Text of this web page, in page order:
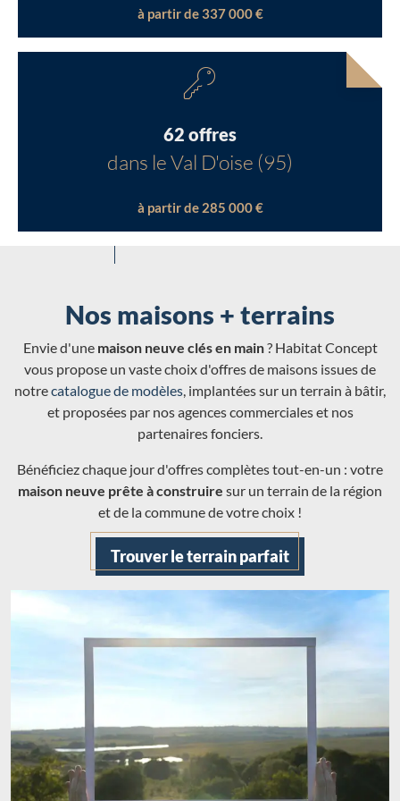
à partir de 337 000 €
62 offres
dans le Val D'oise (95)
à partir de 285 000 €
Nos maisons + terrains
Envie d'une maison neuve clés en main? Habitat Concept
vous propose un vaste choix d'offres de maisons issues de
notrecatalogue de modèles, implantées sur un terrain à bâtir,
et proposées par nos agences commerciales et nos
partenaires fonciers.
Bénéficiez chaque jour d'offres complètes tout-en-un : votre
maison neuve prête à construire sur un terrain de la région
et de la commune de votre choix !
Trouver le terrain parfait